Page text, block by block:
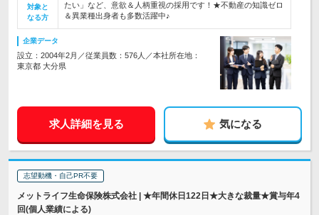
対象と
なる方
たい」など、意欲＆人柄重視の採用です！★不動産の知識ゼロ
＆異業種出身者も多数活躍中♪
企業データ
設立：2004年2月／従業員数：576人／本社所在地：
東京都 大分県
求人詳細を見る 気になる
志望動機・自己PR不要
メットライフ生命保険株式会社 | ★年間休日122日★大きな裁量★賞与年4
回(個人業績による)